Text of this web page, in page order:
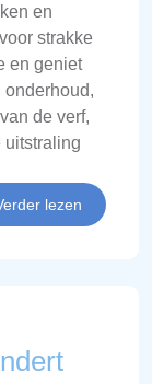
en
strakke
en geniet
de verf,
uitstraling
lezen